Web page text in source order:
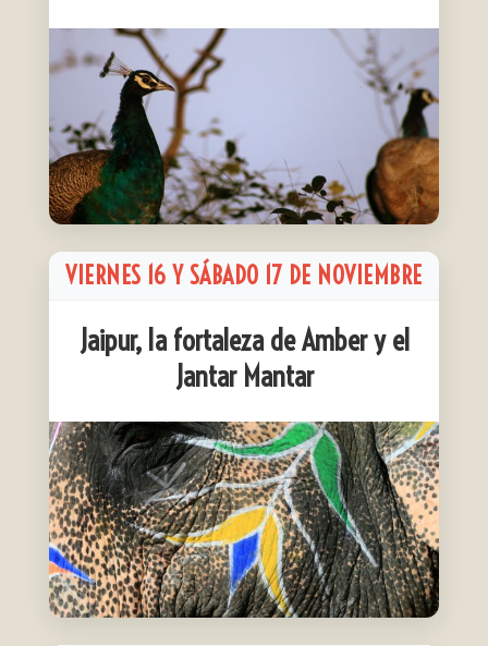
VIERNES 16 Y SÁBADO 17 DE NOVIEMBRE
Jaipur, la fortaleza de Amber y el
Jantar Mantar